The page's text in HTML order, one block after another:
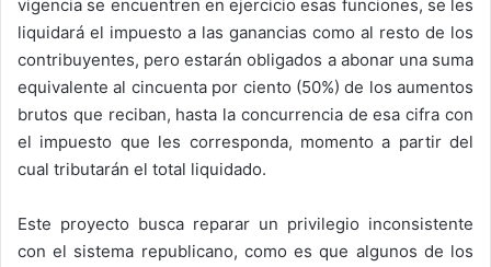
vigencia se encuentren en ejercicio esas funciones, se les
liquidará el impuesto a las ganancias como al resto de los
contribuyentes, pero estarán obligados a abonar una suma
equivalente al cincuenta por ciento (50%) de los aumentos
brutos que reciban, hasta la concurrencia de esa cifra con
el impuesto que les corresponda, momento a partir del
cual tributarán el total liquidado.
Este proyecto busca reparar un privilegio inconsistente
con el sistema republicano, como es que algunos de los